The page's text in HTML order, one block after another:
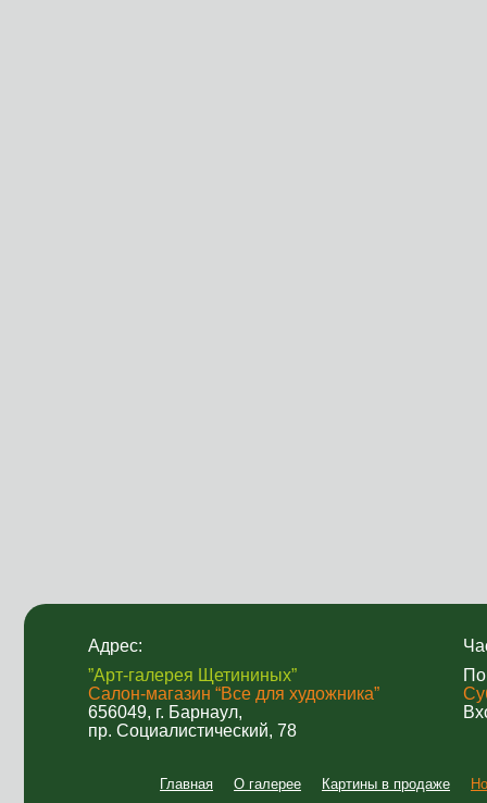
Адрес:
”Арт-галерея Щетининых”
Салон-магазин “Все для художника”
656049, г. Барнаул,
пр. Социалистический, 78
Главная О галерее Картины в продаже